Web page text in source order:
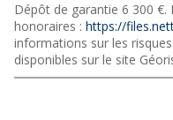
Dépôt de garantie 6 300
honoraires : https://
informations sur les
disponibles sur le site